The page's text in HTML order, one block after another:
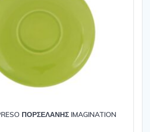
ΠΟΡΣΕΛΑΝΗΣ IMAGINATION